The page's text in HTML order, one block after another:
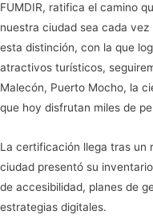
FUMDIR, ratifica el camino
nuestra ciudad sea cada
esta distinción, con la que
atractivos turísticos,
Malecón, Puerto Mocho, la
que hoy disfrutan miles de
La certificación llega tras un
ciudad presentó su
de accesibilidad, planes de
estrategias digitales.